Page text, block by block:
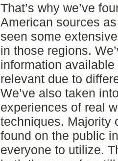
That’s why we’ve
American sources
seen some
in those regions.
information
relevant due to
We’ve also taken
experiences of real
techniques. Majority
found on the public
everyone to utilize.